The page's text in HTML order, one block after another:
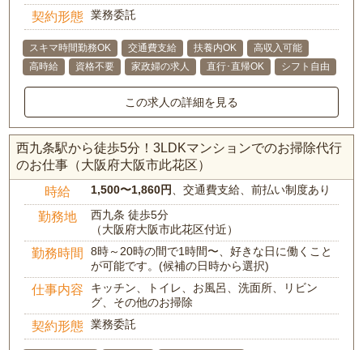
契約形態 業務委託
スキマ時間勤務OK 交通費支給 扶養内OK
高収入可能
高時給
資格不要 家政婦の求人 直行･直帰OK シフト自由
この求人の詳細を見る
西九条駅から徒歩5分！3LDKマンションでのお掃除代行
のお仕事（大阪府大阪市此花区）
時給 1,500〜1,860円 、交通費支給、前払い制度あり
勤務地
西九条 徒歩5分
（大阪府大阪市此花区付近）
勤務時間
8時～20時の間で1時間〜、好きな日に働くこと
が可能です。(候補の日時から選択)
仕事内容
キッチン、トイレ、お風呂、洗面所、リビン
グ、その他のお掃除
契約形態 業務委託